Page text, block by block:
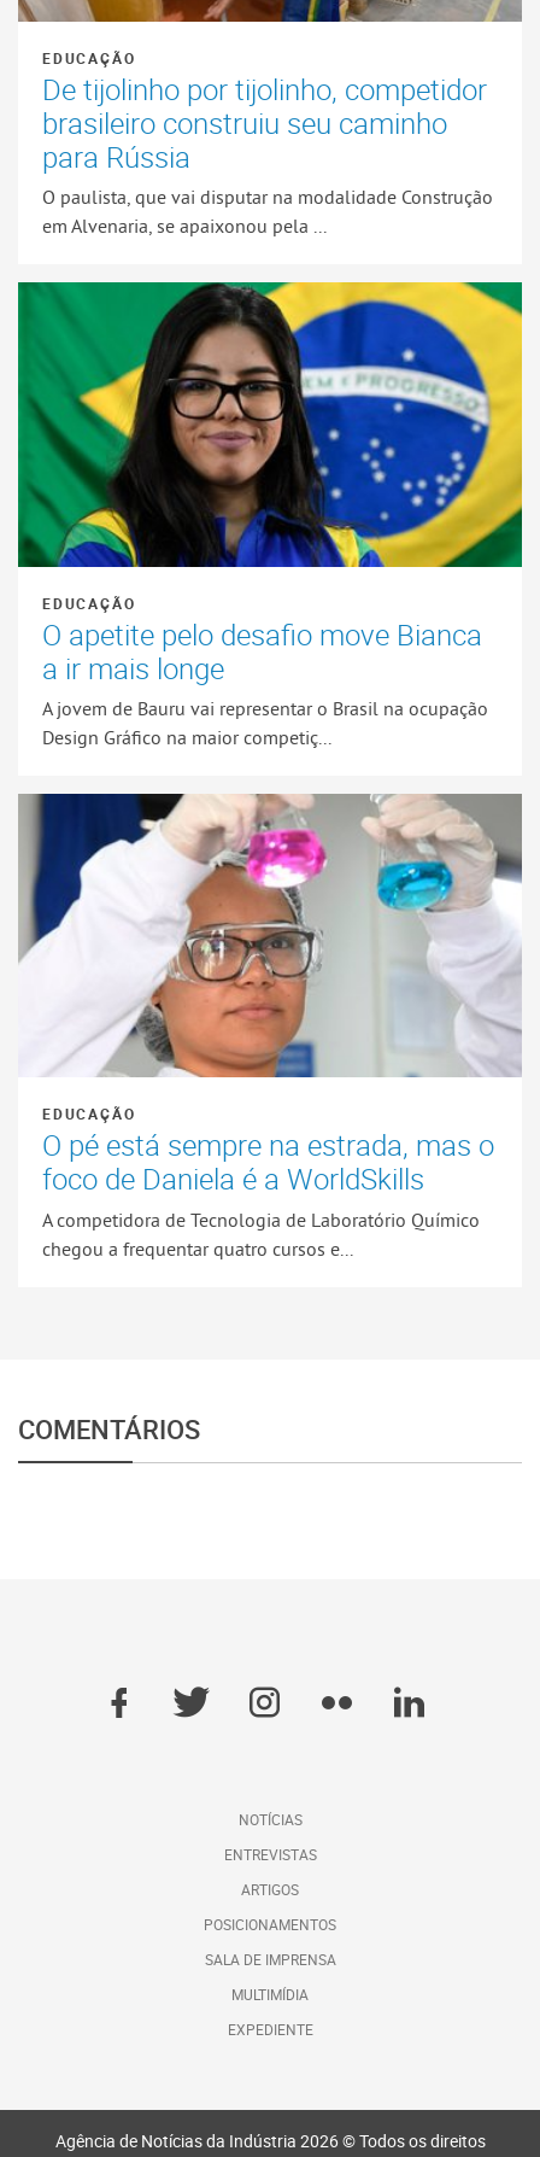
EDUCAÇÃO
De tijolinho por tijolinho, competidor
brasileiro construiu seu caminho
para Rússia
O paulista, que vai disputar na modalidade Construção
em Alvenaria, se apaixonou pela ...
EDUCAÇÃO
O apetite pelo desafio move Bianca
a ir mais longe
A jovem de Bauru vai representar o Brasil na ocupação
Design Gráfico na maior competiç...
EDUCAÇÃO
O pé está sempre na estrada, mas o
foco de Daniela é a WorldSkills
A competidora de Tecnologia de Laboratório Químico
chegou a frequentar quatro cursos e...
COMENTÁRIOS
NOTÍCIAS
ENTREVISTAS
ARTIGOS
POSICIONAMENTOS
SALA DE IMPRENSA
MULTIMÍDIA
EXPEDIENTE
Agência de Notícias da Indústria 2026 © Todos os direitos